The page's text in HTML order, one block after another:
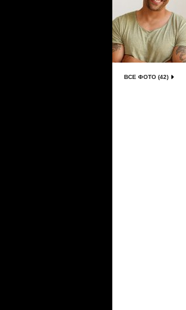
ВСЕ ФОТО (42)